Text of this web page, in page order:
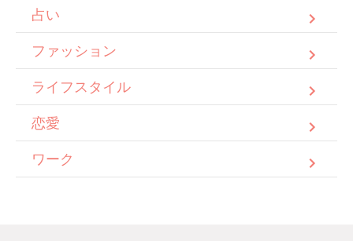
占い
ファッション
ライフスタイル
恋愛
ワーク